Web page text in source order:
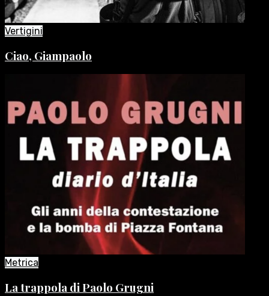
Vertigini
Ciao, Giampaolo
Metrica
La trappola di Paolo Grugni